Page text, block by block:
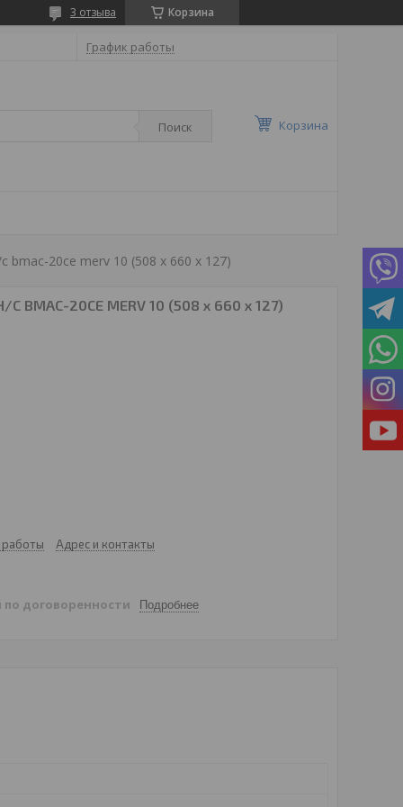
Корзина
3 отзыва
График работы
Поиск Корзина
bmac-20ce merv 10 (508 x 660 x 127)
BMAC-20CE MERV 10 (508 x 660 x 127)
работы Адрес и контакты
по договоренности Подробнее